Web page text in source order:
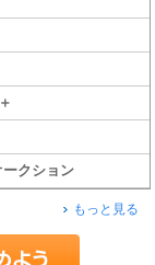
ークション
もっと見る